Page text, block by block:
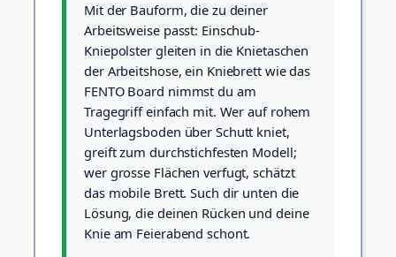
Mit der Bauform, die zu deiner
Arbeitsweise passt: Einschub-
Kniepolster gleiten in die Knietaschen
der Arbeitshose, ein Kniebrett wie das
FENTO Board nimmst du am
Tragegriff einfach mit. Wer auf rohem
Unterlagsboden über Schutt kniet,
greift zum durchstichfesten Modell;
wer grosse Flächen verfugt, schätzt
das mobile Brett. Such dir unten die
Lösung, die deinen Rücken und deine
Knie am Feierabend schont.